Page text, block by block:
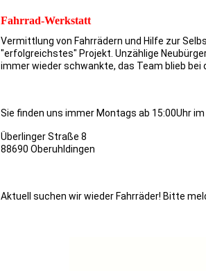
Fahrrad-Werkstatt
Vermittlung von Fahrrädern und Hilfe zur
"erfolgreichstes" Projekt. Unzählige
immer wieder schwankte, das Team blieb
Sie finden uns immer Montags ab 15:00Uhr
Überlinger Straße 8
88690 Oberuhldingen
Aktuell suchen wir wieder Fahrräder! Bitte